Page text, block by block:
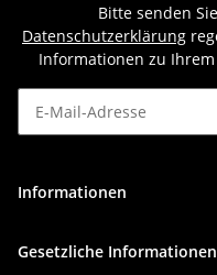
Bitte senden
Datenschutzerklärung
Informationen zu
Informationen
Gesetzliche Informationen